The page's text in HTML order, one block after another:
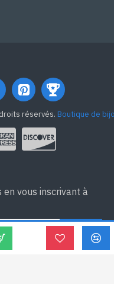
réservés. Boutique de
en vous inscrivant à